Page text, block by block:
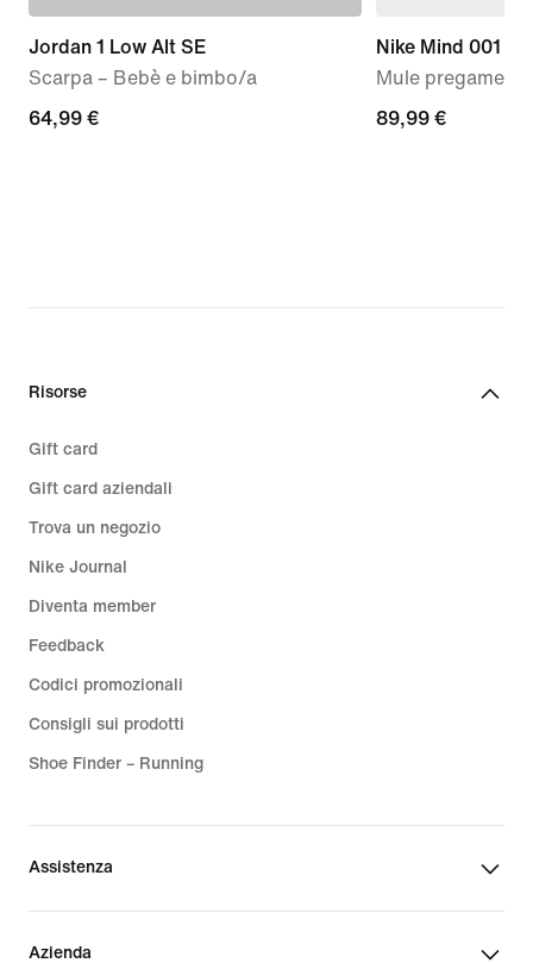
Jordan 1 Low Alt SE
Scarpa – Bebè e bimbo/a
64,99
64,99 €
Nike Mind 001
Mule pregame –
89,99
89,99 €
Risorse
Gift card
Gift card aziendali
Trova un negozio
Nike Journal
Diventa member
Feedback
Codici promozionali
Consigli sui prodotti
Shoe Finder – Running
Assistenza
Azienda